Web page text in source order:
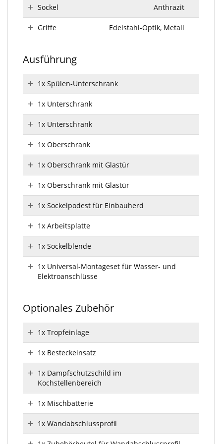
Sockel Anthrazit
Griffe Edelstahl-Optik, Metall
Ausführung
1x Spülen-Unterschrank
1x Unterschrank
1x Unterschrank
1x Oberschrank
1x Oberschrank mit Glastür
1x Oberschrank mit Glastür
1x Sockelpodest für Einbauherd
1x Arbeitsplatte
1x Sockelblende
1x Universal-Montageset für Wasser- und
Elektroanschlüsse
Optionales Zubehör
1x Tropfeinlage
1x Besteckeinsatz
1x Dampfschutzschild im
Kochstellenbereich
1x Mischbatterie
1x Wandabschlussprofil